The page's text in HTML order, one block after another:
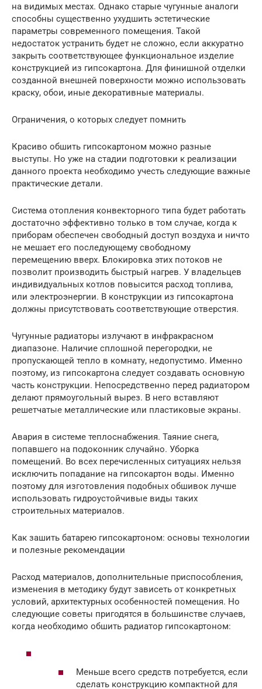
на видимых местах. Однако старые чугунные аналоги
способны существенно ухудшить эстетические
параметры современного помещения. Такой
недостаток устранить будет не сложно, если аккуратно
закрыть соответствующее функциональное изделие
конструкцией из гипсокартона. Для финишной отделки
созданной внешней поверхности можно использовать
краску, обои, иные декоративные материалы.
Ограничения, о которых следует помнить
Красиво обшить гипсокартоном можно разные
выступы. Но уже на стадии подготовки к реализации
данного проекта необходимо учесть следующие важные
практические детали.
Система отопления конвекторного типа будет работать
достаточно эффективно только в том случае, когда к
приборам обеспечен свободный доступ воздуха и ничто
не мешает его последующему свободному
перемещению вверх. Блокировка этих потоков не
позволит производить быстрый нагрев. У владельцев
индивидуальных котлов повысится расход топлива,
или электроэнергии. В конструкции из гипсокартона
должны присутствовать соответствующие отверстия.
Чугунные радиаторы излучают в инфракрасном
диапазоне. Наличие сплошной перегородки, не
пропускающей тепло в комнату, недопустимо. Именно
поэтому, из гипсокартона следует создавать основную
часть конструкции. Непосредственно перед радиатором
делают прямоугольный вырез. В него вставляют
решетчатые металлические или пластиковые экраны.
Авария в системе теплоснабжения. Таяние снега,
попавшего на подоконник случайно. Уборка
помещений. Во всех перечисленных ситуациях нельзя
исключить попадание на гипсокартон воды. Именно
поэтому для изготовления подобных обшивок лучше
использовать гидроустойчивые виды таких
строительных материалов.
Как зашить батарею гипсокартоном: основы технологии
и полезные рекомендации
Расход материалов, дополнительные приспособления,
изменения в методику будут зависеть от конкретных
условий, архитектурных особенностей помещения. Но
следующие советы пригодятся в большинстве случаев,
когда необходимо обшить радиатор гипсокартоном:
Меньше всего средств потребуется, если
сделать конструкцию компактной для